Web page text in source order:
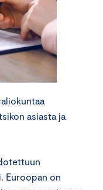
asiasta ja
Euroopan on